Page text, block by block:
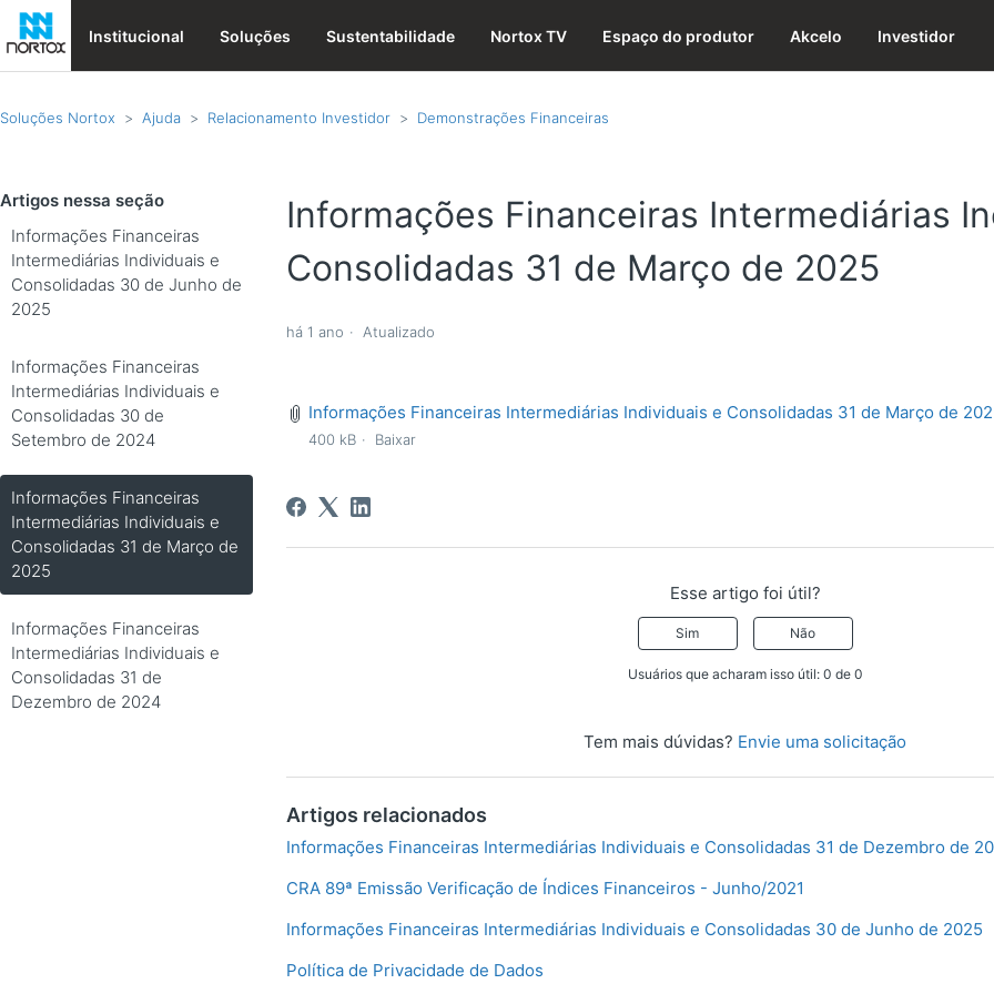
Institucional Soluções Sustentabilidade Nortox TV Espaço do produtor Akcelo Investidor
Soluções Nortox Ajuda Relacionamento Investidor Demonstrações Financeiras
Artigos nessa seção
Informações Financeiras
Intermediárias Individuais e
Consolidadas 30 de Junho de
2025
Informações Financeiras
Intermediárias Individuais e
Consolidadas 30 de
Setembro de 2024
Informações Financeiras
Intermediárias Individuais e
Consolidadas 31 de Março de
2025
Informações Financeiras
Intermediárias Individuais e
Consolidadas 31 de
Dezembro de 2024
Informações Financeiras Intermediárias
Consolidadas 31 de Março de 2025
há 1 ano Atualizado
Informações Financeiras Intermediárias Individuais e Consolidadas 31 de Março de
400 kB Baixar
Esse artigo foi útil?
Sim Não
Usuários que acharam isso útil: 0 de 0
Tem mais dúvidas? Envie uma solicitação
Artigos relacionados
Informações Financeiras Intermediárias Individuais e Consolidadas 31 de Dezembro de
CRA 89ª Emissão Verificação de Índices Financeiros - Junho/2021
Informações Financeiras Intermediárias Individuais e Consolidadas 30 de Junho de 2025
Política de Privacidade de Dados